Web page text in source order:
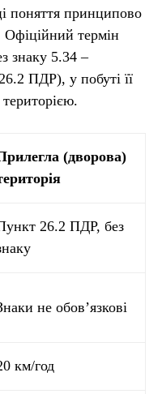
поняття принципово
Офіційний термін
знаку 5.34 –
ПДР), у побуті її
(дворова)
26.2 ПДР, без
не обов’язкові
км/год